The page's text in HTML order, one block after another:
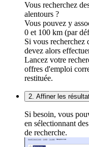
Vous recherchez
alentours ?
Vous pouvez y
0 et 100 km (par
Si vous recherchez
devez alors
Lancez votre
offres d'emploi
restituée.
2. Affiner les
Si besoin, vous
en sélectionnant
de recherche.